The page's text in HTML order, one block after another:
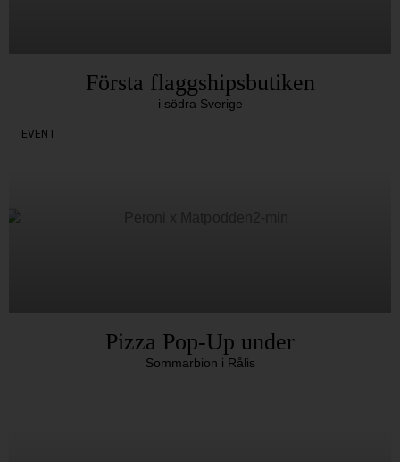
Första flaggshipsbutiken
i södra Sverige
EVENT
Pizza Pop-Up under
Sommarbion i Rålis